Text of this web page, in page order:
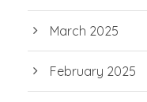
March 2025
February 2025